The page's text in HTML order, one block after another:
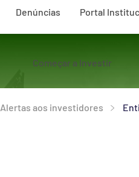
Denúncias Portal
Começar a Investir
Alertas aos investidores